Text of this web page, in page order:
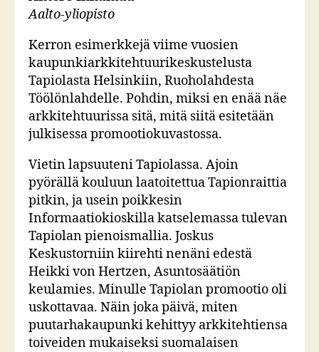
Aalto-yliopisto
Kerron esimerkkejä viime vuosien
kaupunkiarkkitehtuurikeskustelusta
Tapiolasta Helsinkiin, Ruoholahdesta
Töölönlahdelle. Pohdin, miksi en enää näe
arkkitehtuurissa sitä, mitä siitä esitetään
julkisessa promootiokuvastossa.
Vietin lapsuuteni Tapiolassa. Ajoin
pyörällä kouluun laatoitettua Tapionraittia
pitkin, ja usein poikkesin
Informaatiokioskilla katselemassa tulevan
Tapiolan pienoismallia. Joskus
Keskustorniin kiirehti nenäni edestä
Heikki von Hertzen, Asuntosäätiön
keulamies. Minulle Tapiolan promootio oli
uskottavaa. Näin joka päivä, miten
puutarhakaupunki kehittyy arkkitehtiensa
toiveiden mukaiseksi suomalaisen